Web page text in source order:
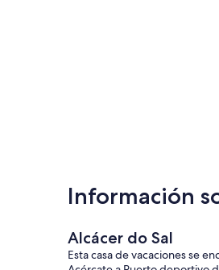
Información
Alcácer do Sal
Esta casa de vacaciones se